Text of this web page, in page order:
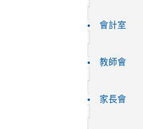
會計室
教師會
家長會